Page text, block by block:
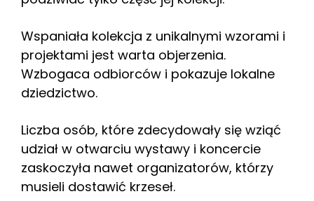
Wspaniała kolekcja z unikalnymi wzorami i
projektami jest warta objerzenia.
Wzbogaca odbiorców i pokazuje lokalne
dziedzictwo.
Liczba osób, które zdecydowały się wziąć
udział w otwarciu wystawy i koncercie
zaskoczyła nawet organizatorów, którzy
musieli dostawić krzeseł.